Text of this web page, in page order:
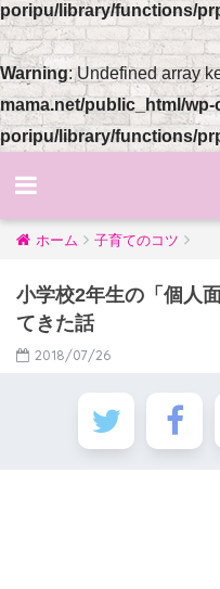
poripu/library/functions/
Warning: Undefined array
mama.net/public_html/
poripu/library/functions/
ホーム 子育てのコツ
小学校2年生の「個人
てきた話
2018/07/26